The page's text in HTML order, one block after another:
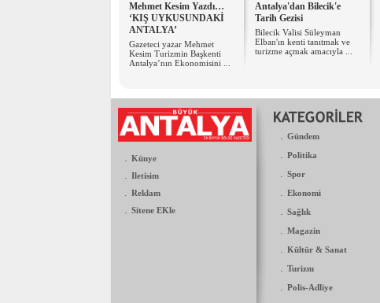
Mehmet Kesim Yazdı…
‘KIŞ UYKUSUNDAKİ
ANTALYA’
Gazeteci yazar Mehmet
Kesim Turizmin Başkenti
Antalya’nın Ekonomisini ...
Antalya'dan Bilecik'e
Tarih Gezisi
Bilecik Valisi Süleyman
Elban'ın kenti tanıtmak ve
turizme açmak amacıyla ...
. Künye
. Iletisim
. Reklam
. Sitene EKle
. Gündem
. Politika
. Spor
. Ekonomi
. Sağlık
. Magazin
. Kültür & Sanat
. Turizm
. Polis-Adliye